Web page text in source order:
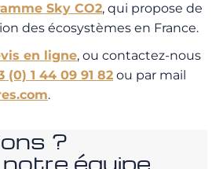
Sky CO2, qui propose de
des écosystèmes en France.
en ligne, ou contactez-nous
(0) 1 44 09 91 82 ou par mail
.
?
équipe